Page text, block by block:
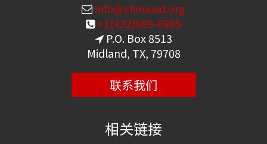
info@chinaaid.org
+1(432)689-6985
P.O. Box 8513
Midland, TX, 79708
联系我们
相关链接